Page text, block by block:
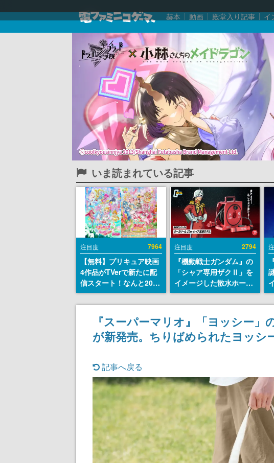
赫本 動画 殿堂入り記事 イ
いま読まれている記事
注目度 7964
【無料】プリキュア映画
4作品がTVerで新たに配
信スタート！なんと2018
年～2024年の映画ほぼす
べてが見放題に、ぶっち
ゃけありえないラインナ
注目度 2794
『機動戦士ガンダム』の
「シャア専用ザクⅡ」を
イメージした散水ホース
リールが予約開始。本体
にはシャアのパーソナル
マークやジオン公国軍の
エンブレム、型式番号な
どを配置
『スーパーマリオ』「ヨッシー
が新発売。ちりばめられたヨッシ
記事へ戻る